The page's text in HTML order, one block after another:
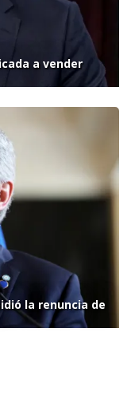
a vender
la renuncia de